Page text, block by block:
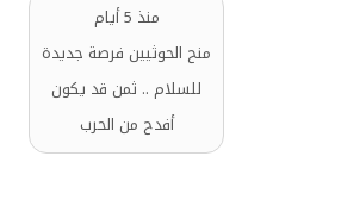
منذ 5 أيام
منح الحوثيين فرصة جديدة
للسلام .. ثمن قد يكون
أفدح من الحرب